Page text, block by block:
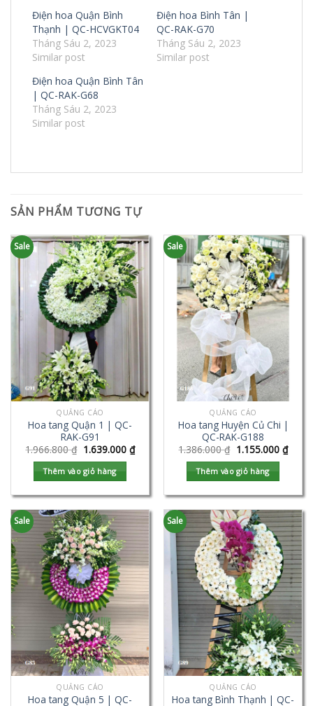
Điện hoa Quận Bình
Thạnh | QC-HCVGKT04
Tháng Sáu 2, 2023
Similar post
Điện hoa Bình Tân |
QC-RAK-G70
Tháng Sáu 2, 2023
Similar post
Điện hoa Quận Bình Tân
| QC-RAK-G68
Tháng Sáu 2, 2023
Similar post
SẢN PHẨM TƯƠNG TỰ
Sale
QUẢNG CÁO
Hoa tang Quận 1 | QC-
RAK-G91
1.966.800₫ 1.639.000 ₫
Thêm vào giỏ hàng
Sale
QUẢNG CÁO
Hoa tang Huyện Củ Chi |
QC-RAK-G188
1.386.000₫ 1.155.000 ₫
Thêm vào giỏ hàng
Sale
QUẢNG CÁO
Hoa tang Quận 5 | QC-
Sale
QUẢNG CÁO
Hoa tang Bình Thạnh | QC-